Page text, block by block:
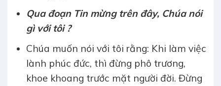
Qua đoạn Tin mừng trên đây, Chúa nói
gì với tôi ?
Chúa muốn nói với tôi rằng: Khi làm việc
lành phúc đức, thì đừng phô trương,
khoe khoang trước mặt người đời. Đừng